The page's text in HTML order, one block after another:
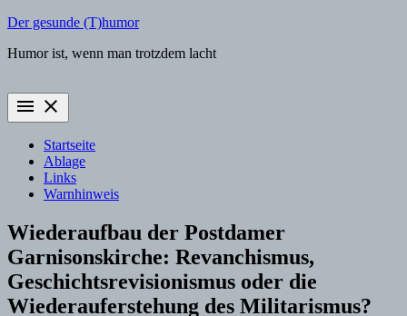
Zum
springen
Der gesunde (T)humor
Humor ist, wenn man trotzdem lacht
menu close
Startseite
Ablage
Links
Warnhinweis
Wiederaufbau der Postdamer
Garnisonskirche: Revanchismus,
Geschichtsrevisionismus oder die
Wiederauferstehung des Militarismus?